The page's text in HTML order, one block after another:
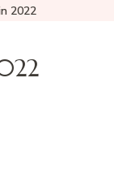
2022